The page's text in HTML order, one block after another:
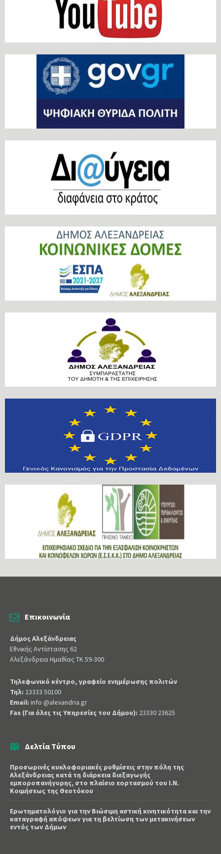
Επικοινωνία
Δήμος Αλεξάνδρειας
Εθνικής Αντίστασης 62
Αλεξάνδρεια Ημαθίας ΤΚ 59-300
Τηλεφωνικό κέντρο, γραφείο ενημέρωσης πολιτών
Τηλ: 23333 50100
Email: info @alexandria.gr
Fax (Για όλες τις Υπηρεσίες του Δήμου): 23330 23625
Δελτία Τύπου
Προσωρινές κυκλοφοριακές ρυθμίσεις στην πόλη της
Αλεξάνδρειας κατά τη διάρκεια διεξαγωγής
εμποροπανήγυρης, στο πλαίσιο εορτασμού του Ι.Ν.
Κοιμήσεως της Θεοτόκου
Ερωτηματολόγιο για την Βιώσιμη αστική κινητικότητα και την
καταγραφή απόψεων για τη βελτίωση των μετακινήσεων
εντός των Δήμων